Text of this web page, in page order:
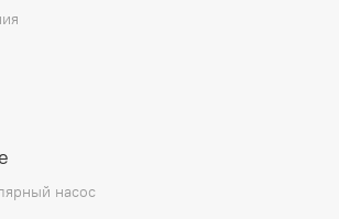
насос